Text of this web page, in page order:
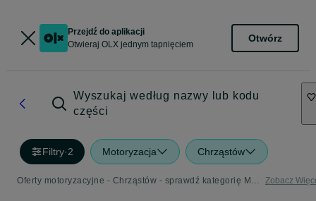
Przejdź do aplikacji
Otwieraj OLX jednym tapnięciem
Otwórz
Wyszukaj według nazwy lub kodu
części
Filtry·2 Motoryzacja Chrząstów
Oferty motoryzacyjne - Chrząstów - sprawdź kategorię Motoryzacja Zobacz